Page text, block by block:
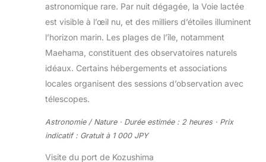
astronomique rare. Par nuit dégagée, la Voie lactée
est visible à l’œil nu, et des milliers d’étoiles illuminent
l’horizon marin. Les plages de l’île, notamment
Maehama, constituent des observatoires naturels
idéaux. Certains hébergements et associations
locales organisent des sessions d’observation avec
télescopes.
Astronomie / Nature · Durée estimée : 2 heures · Prix
indicatif : Gratuit à 1 000 JPY
Visite du port de Kozushima